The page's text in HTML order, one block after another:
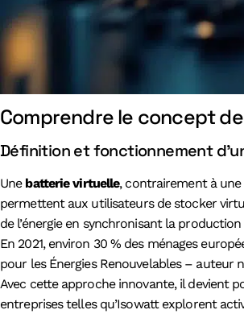
Comprendre le concept
Définition et fonctionnement
Une batterie virtuelle, contrairement à une
permettent aux utilisateurs de stocker
de l’énergie en synchronisant la
En 2021, environ 30 % des ménages
pour les Énergies Renouvelables – auteur
Avec cette approche innovante, il devient
entreprises telles qu’Isowatt explorent